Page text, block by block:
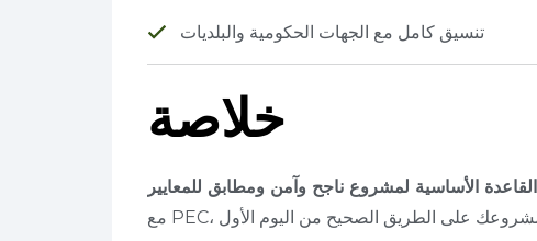
تنسيق كامل مع الجهات الحكومية والبلديات
خلاصة
القاعدة الأساسية لمشروع ناجح وآمن ومطابق للمعايير